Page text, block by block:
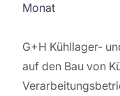
Monat
G+H Kühllager-
auf den Bau von